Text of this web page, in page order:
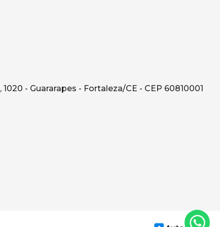
- Guararapes - Fortaleza/CE - CEP 60810001